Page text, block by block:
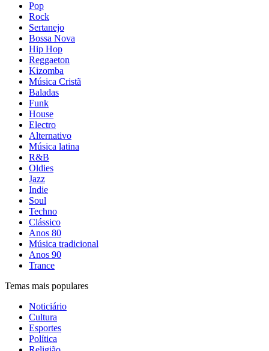
Pop
Rock
Sertanejo
Bossa Nova
Hip Hop
Reggaeton
Kizomba
Música Cristã
Baladas
Funk
House
Electro
Alternativo
Música latina
R&B
Oldies
Jazz
Indie
Soul
Techno
Clássico
Anos 80
Música tradicional
Anos 90
Trance
Temas mais populares
Noticiário
Cultura
Esportes
Política